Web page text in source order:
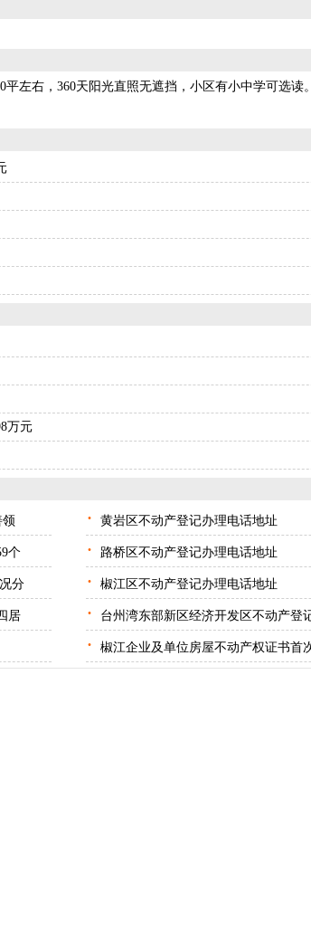
左右，360天阳光直照无遮挡，小区有小中学可选读。
万元
个
分
居
· 黄岩区不动产登记办理电话地址
· 路桥区不动产登记办理电话地址
· 椒江区不动产登记办理电话地址
· 台州湾东部新区经济开发区不动产登
· 椒江企业及单位房屋不动产权证书首